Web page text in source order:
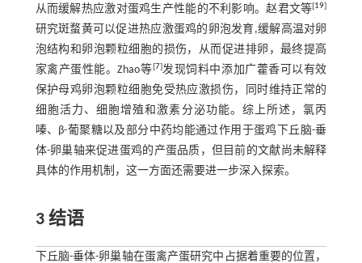
从而缓解热应激对蛋鸡生产性能的不利影响。赵君文等[19]
研究斑蝥黄可以促进热应激蛋鸡的卵泡发育,缓解高温对卵
泡结构和卵泡颗粒细胞的损伤，从而促进排卵，最终提高
家禽产蛋性能。Zhao等[7]发现饲料中添加广藿香可以有效
保护母鸡卵泡颗粒细胞免受热应激损伤，同时维持正常的
细胞活力、细胞增殖和激素分泌功能。综上所述，氯丙
嗪、β-葡聚糖以及部分中药均能通过作用于蛋鸡下丘脑-垂
体-卵巢轴来促进蛋鸡的产蛋品质，但目前的文献尚未解释
具体的作用机制，这一方面还需要进一步深入探索。
3 结语
下丘脑-垂体-卵巢轴在蛋禽产蛋研究中占据着重要的位置，